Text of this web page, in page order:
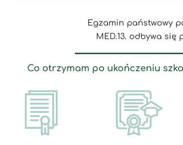
Egzamin państwowy
MED.13. odbywa
Co otrzymam po ukończeniu